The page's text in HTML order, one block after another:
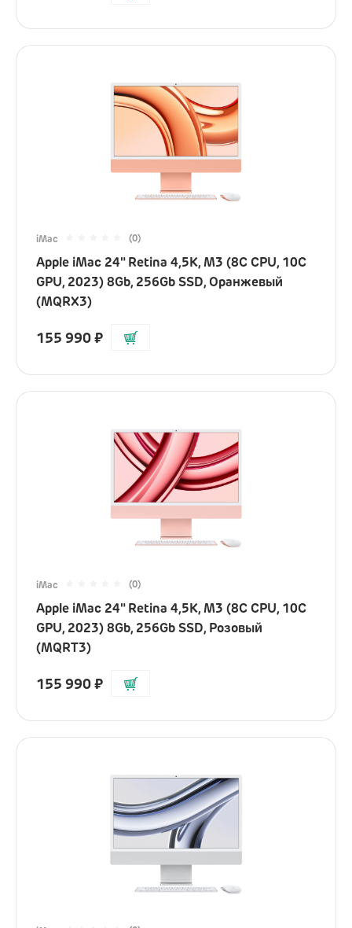
Зарядные устройства
Наушники
Микрофоны
Подарочные сертификаты
iMac (0)
Apple iMac 24" Retina 4,5K, M3 (8C CPU, 10C
GPU, 2023) 8Gb, 256Gb SSD, Оранжевый
(MQRX3)
155 990₽
iMac (0)
Apple iMac 24" Retina 4,5K, M3 (8C CPU, 10C
GPU, 2023) 8Gb, 256Gb SSD, Розовый
(MQRT3)
155 990₽